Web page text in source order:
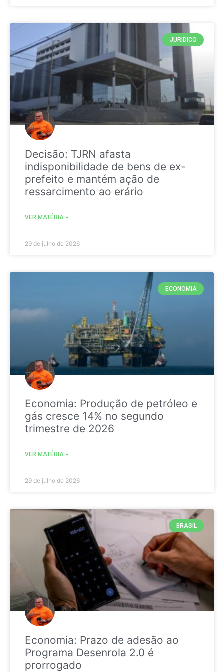
JURIDICO
Decisão: TJRN afasta
indisponibilidade de bens de ex-
prefeito e mantém ação de
ressarcimento ao erário
VER MATÉRIA »
29 de julho de 2026
ECONOMIA
Economia: Produção de petróleo e
gás cresce 14% no segundo
trimestre de 2026
VER MATÉRIA »
29 de julho de 2026
BRASIL
Economia: Prazo de adesão ao
Programa Desenrola 2.0 é
prorrogado